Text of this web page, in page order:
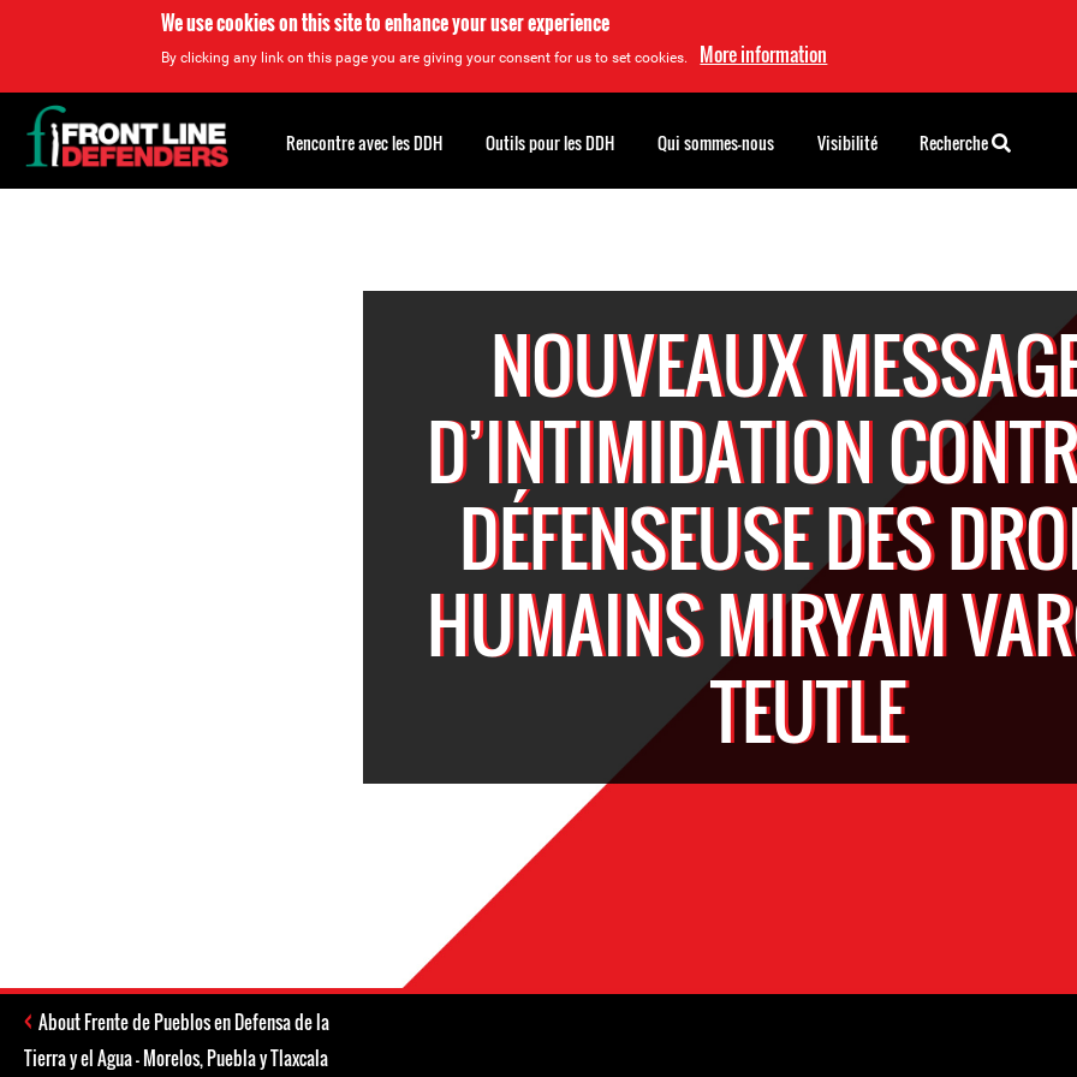
We use cookies on this site to enhance your user experience
By clicking any link on this page you are giving your consent for us to set cookies. More information
NOUVEAUX
D’INTIMIDATION
DÉFENSEUSE DES
HUMAINS MIRYAM
TEUTLE
About Frente de Pueblos en Defensa de la
Tierra y el Agua - Morelos, Puebla y Tlaxcala
Back
to
top
Rencontre avec les DDH Outils pour les DDH Qui sommes-nous Visibilité Recherche